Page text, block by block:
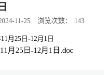
日
11-25 浏览次数： 143
月25日-12月1日
月25日-12月1日.doc